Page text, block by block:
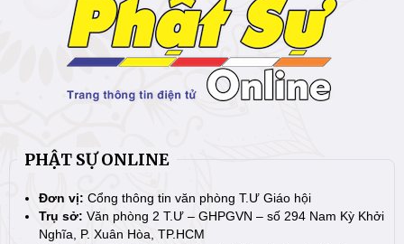
PHẬT SỰ ONLINE
Đơn vị: Cổng thông tin văn phòng T.Ư Giáo hội
Trụ sở: Văn phòng 2 T.Ư – GHPGVN – số 294 Nam Kỳ Khởi
Nghĩa, P. Xuân Hòa, TP.HCM